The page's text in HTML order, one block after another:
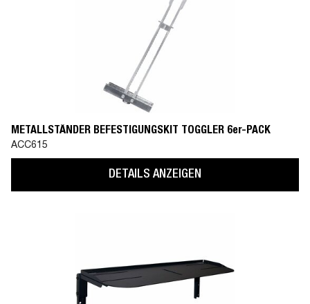
METALLSTÄNDER BEFESTIGUNGSKIT TOGGLER 6er-PACK
ACC615
DETAILS ANZEIGEN